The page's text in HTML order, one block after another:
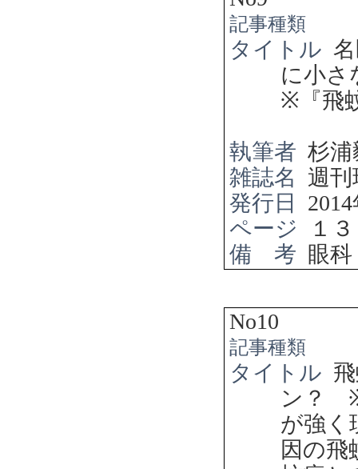
記事種類
タイトル
に小
※ 『
執筆者 杉浦
雑誌名
週刊
発行日
2014
ページ
１
備 考 眼
No10
記事種類
タイトル
ン？
が強く
因の飛